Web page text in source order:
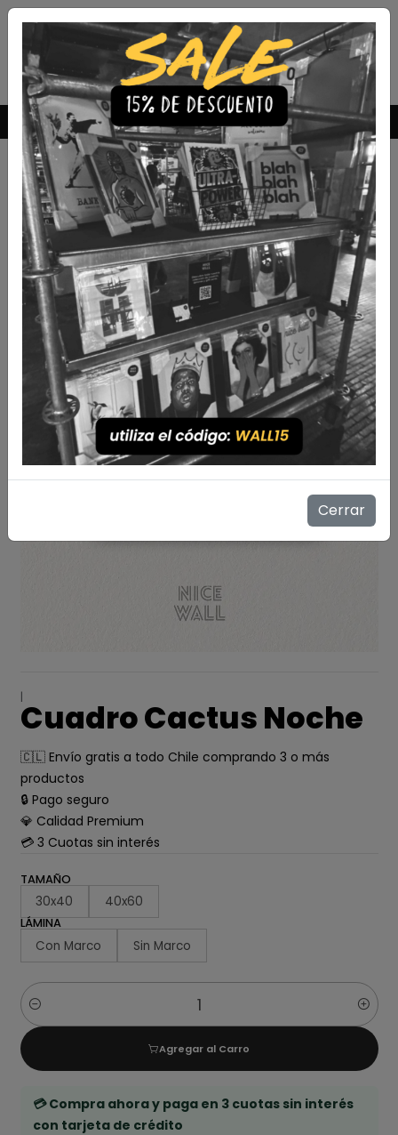
Envío Gratis a todo Chile comprando 3 o más productos
|
Cuadro Cactus Noche
🇨🇱 Envío gratis a todo Chile comprando 3 o más
productos
🔒 Pago seguro
💎 Calidad Premium
💳 3 Cuotas sin interés
TAMAÑO
30x40 40x60
LÁMINA
Con Marco Sin Marco
Cantidad
Agregar al Carro
💳 Compra ahora y paga en 3 cuotas sin interés
con tarjeta de crédito
Cerrar